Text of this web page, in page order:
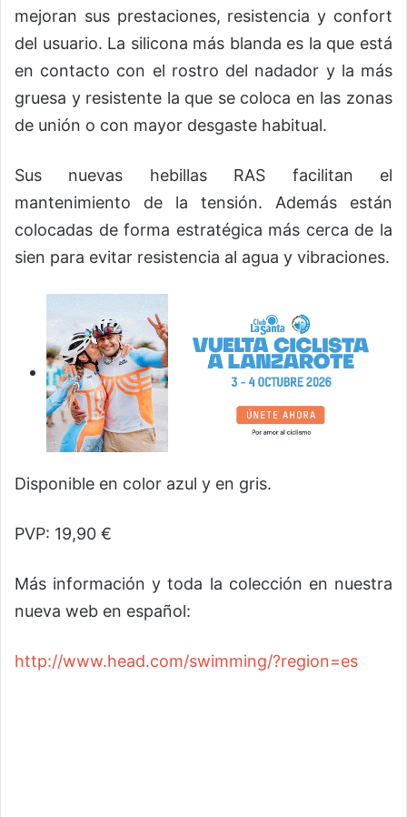
mejoran sus prestaciones, resistencia y confort
del usuario. La silicona más blanda es la que está
en contacto con el rostro del nadador y la más
gruesa y resistente la que se coloca en las zonas
de unión o con mayor desgaste habitual.
Sus nuevas hebillas RAS facilitan el
mantenimiento de la tensión. Además están
colocadas de forma estratégica más cerca de la
sien para evitar resistencia al agua y vibraciones.
Disponible en color azul y en gris.
PVP: 19,90 €
Más información y toda la colección en nuestra
nueva web en español:
http://www.head.com/swimming/?region=es